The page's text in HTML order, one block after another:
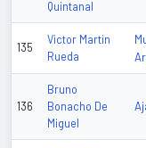
Quintanal
135
Victor Martin
Rueda
136
Bruno
Bonacho De
Miguel